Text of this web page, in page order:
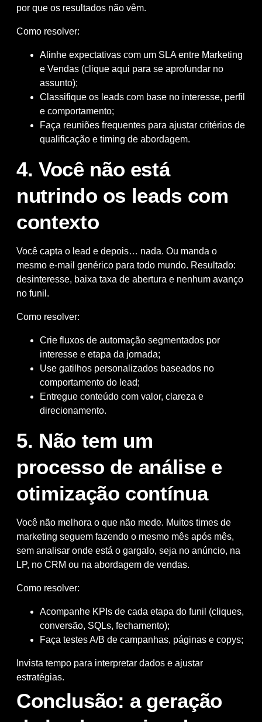
por que os resultados não vêm.
Como resolver:
Alinhe expectativas com um SLA entre Marketing
e Vendas (clique aqui para se aprofundar no
assunto);
Classifique os leads com base no interesse, perfil
e comportamento;
Faça reuniões frequentes para ajustar critérios de
qualificação e timing de abordagem.
4. Você não está
nutrindo os leads com
contexto
Você capta o lead e depois… nada. Ou manda o
mesmo e-mail genérico para todo mundo. Resultado:
desinteresse, baixa taxa de abertura e nenhum avanço
no funil.
Como resolver:
Crie fluxos de automação segmentados por
interesse e etapa da jornada;
Use gatilhos personalizados baseados no
comportamento do lead;
Entregue conteúdo com valor, clareza e
direcionamento.
5. Não tem um
processo de análise e
otimização contínua
Você não melhora o que não mede. Muitos times de
marketing seguem fazendo o mesmo mês após mês,
sem analisar onde está o gargalo, seja no anúncio, na
LP, no CRM ou na abordagem de vendas.
Como resolver:
Acompanhe KPIs de cada etapa do funil (cliques,
conversão, SQLs, fechamento);
Faça testes A/B de campanhas, páginas e copys;
Invista tempo para interpretar dados e ajustar
estratégias.
Conclusão: a geração